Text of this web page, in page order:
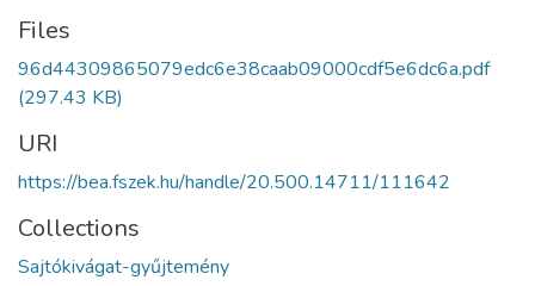
Files
96d44309865079edc6e38caab09000cdf5e6dc6a.pdf
(297.43 KB)
URI
https://bea.fszek.hu/handle/20.500.14711/111642
Collections
Sajtókivágat-gyűjtemény